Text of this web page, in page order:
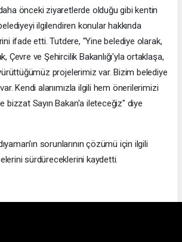
önceki ziyaretlerde olduğu gibi kentin
ilgilendiren konular hakkında
ifade etti. Tutdere, "Yine belediye olarak,
Çevre ve Şehircilik Bakanlığı'yla ortaklaşa,
projelerimiz var. Bizim belediye
Kendi alanımızla ilgili hem önerilerimizi
bizzat Sayın Bakan'a ileteceğiz" diye
sorunlarının çözümü için ilgili
sürdüreceklerini kaydetti.